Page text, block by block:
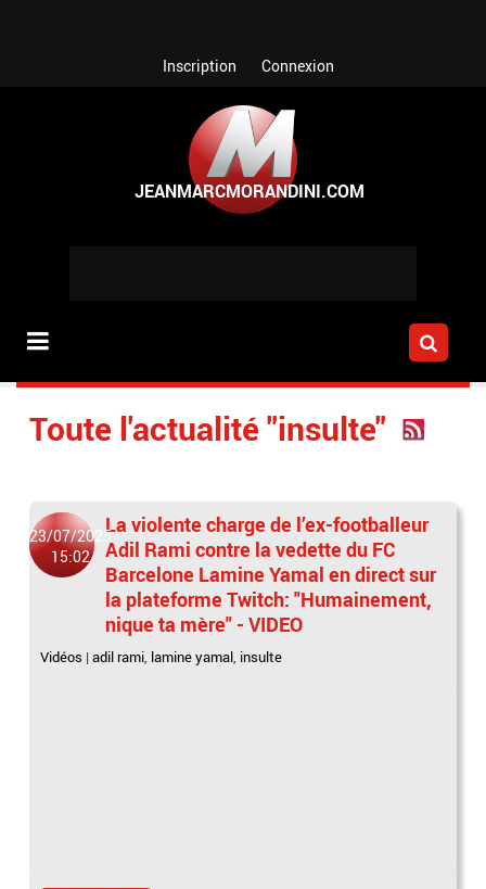
Inscription Connexion
Toute l'actualité "insulte"
23/07/2025
15:02
La violente charge de l’ex-footballeur
Adil Rami contre la vedette du FC
Barcelone Lamine Yamal en direct sur
la plateforme Twitch: "Humainement,
nique ta mère" - VIDEO
Vidéos |adil rami, lamine yamal, insulte